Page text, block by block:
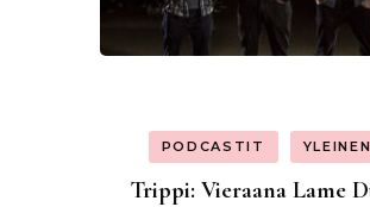
PODCASTIT YLEINEN
Trippi: Vieraana Lame